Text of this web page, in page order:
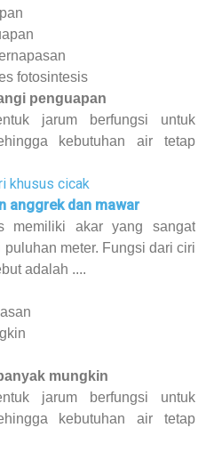
fotosintesis
penguapan
jarum berfungsi untuk
kebutuhan air tetap
khusus cicak
anggrek dan mawar
memiliki akar yang sangat
meter. Fungsi dari ciri
adalah ....
mungkin
jarum berfungsi untuk
kebutuhan air tetap